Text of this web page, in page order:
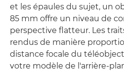
et les épaules du sujet, un
85 mm offre un niveau de
perspective flatteur. Les
rendus de manière
distance focale du
votre modèle de l'arrière-